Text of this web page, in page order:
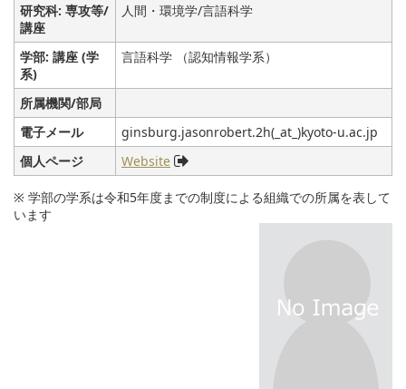
研究科: 専攻等/
講座
人間・環境学/言語科学
学部: 講座 (学
系)
言語科学 （認知情報学系）
所属機関/部局
電子メール
ginsburg.jasonrobert.2h(_at_)kyoto-u.ac.jp
個人ページ
Website
※ 学部の学系は令和5年度までの制度による組織での所属を表して
います